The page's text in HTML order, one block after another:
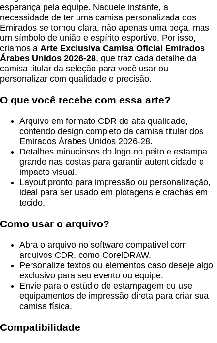
esperança pela equipe. Naquele instante, a
necessidade de ter uma camisa personalizada dos
Emirados se tornou clara, não apenas uma peça, mas
um símbolo de união e espírito esportivo. Por isso,
criamos a Arte Exclusiva Camisa Oficial Emirados
Árabes Unidos 2026-28, que traz cada detalhe da
camisa titular da seleção para você usar ou
personalizar com qualidade e precisão.
O que você recebe com essa arte?
Arquivo em formato CDR de alta qualidade,
contendo design completo da camisa titular dos
Emirados Árabes Unidos 2026-28.
Detalhes minuciosos do logo no peito e estampa
grande nas costas para garantir autenticidade e
impacto visual.
Layout pronto para impressão ou personalização,
ideal para ser usado em plotagens e crachás em
tecido.
Como usar o arquivo?
Abra o arquivo no software compatível com
arquivos CDR, como CorelDRAW.
Personalize textos ou elementos caso deseje algo
exclusivo para seu evento ou equipe.
Envie para o estúdio de estampagem ou use
equipamentos de impressão direta para criar sua
camisa física.
Compatibilidade